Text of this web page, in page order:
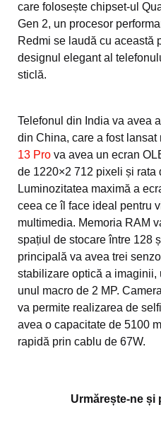
care folosește chipset-ul
Gen 2, un procesor
Redmi se laudă cu această
designul elegant al
sticlă.
Telefonul din India va avea
din China, care a fost lansat
13 Pro va avea un ecran
de 1220×2 712 pixeli și rata
Luminozitatea maximă a
ceea ce îl face ideal pentru
multimedia. Memoria RAM
spațiul de stocare între 128
principală va avea trei
stabilizare optică a imaginii,
unul macro de 2 MP.
va permite realizarea de
avea o capacitate de 5100
rapidă prin cablu de 67W.
Urmărește-ne și